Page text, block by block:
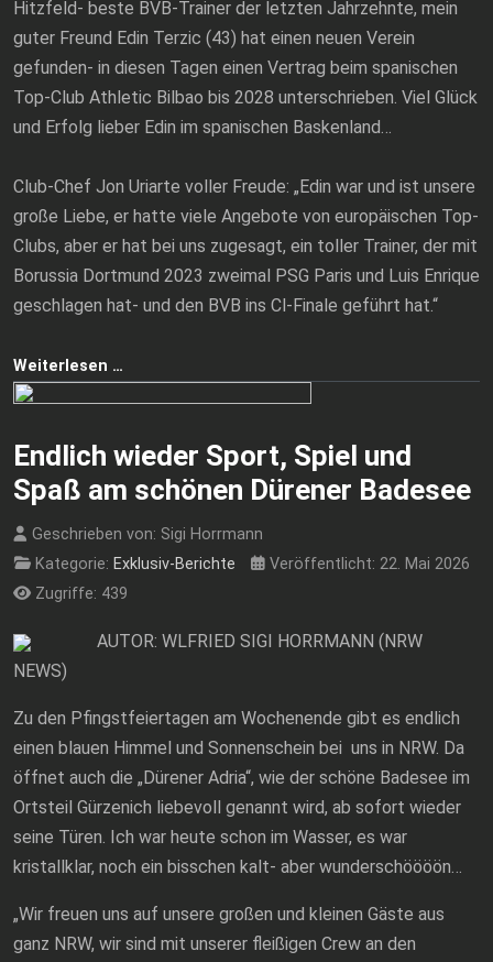
Hitzfeld- beste BVB-Trainer der letzten Jahrzehnte, mein
guter Freund Edin Terzic (43) hat einen neuen Verein
gefunden- in diesen Tagen einen Vertrag beim spanischen
Top-Club Athletic Bilbao bis 2028 unterschrieben. Viel Glück
und Erfolg lieber Edin im spanischen Baskenland…
Club-Chef Jon Uriarte voller Freude: „Edin war und ist unsere
große Liebe, er hatte viele Angebote von europäischen Top-
Clubs, aber er hat bei uns zugesagt, ein toller Trainer, der mit
Borussia Dortmund 2023 zweimal PSG Paris und Luis Enrique
geschlagen hat- und den BVB ins Cl-Finale geführt hat.“
Weiterlesen …
Endlich wieder Sport, Spiel und
Spaß am schönen Dürener Badesee
Geschrieben von: Sigi Horrmann
Kategorie: Exklusiv-Berichte
Veröffentlicht: 22. Mai 2026
Zugriffe: 439
AUTOR: WLFRIED SIGI HORRMANN (NRW
NEWS)
Zu den Pfingstfeiertagen am Wochenende gibt es endlich
einen blauen Himmel und Sonnenschein bei uns in NRW. Da
öffnet auch die „Dürener Adria“, wie der schöne Badesee im
Ortsteil Gürzenich liebevoll genannt wird, ab sofort wieder
seine Türen. Ich war heute schon im Wasser, es war
kristallklar, noch ein bisschen kalt- aber wunderschöööön…
„Wir freuen uns auf unsere großen und kleinen Gäste aus
ganz NRW, wir sind mit unserer fleißigen Crew an den